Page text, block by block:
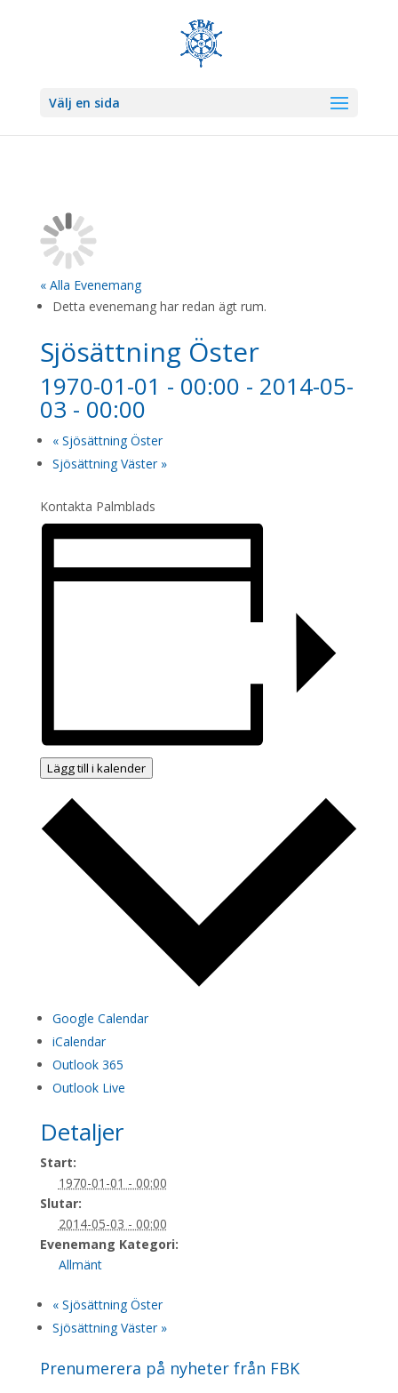
Välj en sida
« Alla Evenemang
Detta evenemang har redan ägt rum.
Sjösättning Öster
1970-01-01 - 00:00 - 2014-05-
03 - 00:00
«Sjösättning Öster
Sjösättning Väster »
Kontakta Palmblads
Lägg till i kalender
Google Calendar
iCalendar
Outlook 365
Outlook Live
Detaljer
Start:
1970-01-01 - 00:00
Slutar:
2014-05-03 - 00:00
Evenemang Kategori:
Allmänt
«Sjösättning Öster
Sjösättning Väster »
Prenumerera på nyheter från FBK